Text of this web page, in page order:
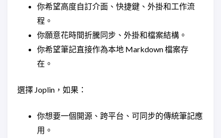
你希望高度自訂介面、快捷鍵、外掛和工作流
程。
你願意花時間折騰同步、外掛和檔案結構。
你希望筆記直接作為本地 Markdown 檔案存
在。
選擇 Joplin，如果：
你想要一個開源、跨平台、可同步的傳統筆記應
用。